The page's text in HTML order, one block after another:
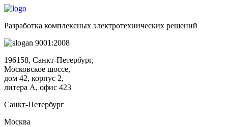
Разработка комплексных электротехнических решений
9001:2008
196158, Санкт-Петербург,
Московское шоссе,
дом 42, корпус 2,
литера А, офис 423
Санкт-Петербург
Москва